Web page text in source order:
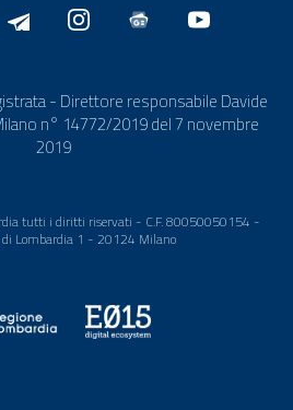
- Direttore responsabile Davide
n° 14772/2019 del 7 novembre
2019
tutti i diritti riservati - C.F. 80050050154 -
Lombardia 1 - 20124 Milano